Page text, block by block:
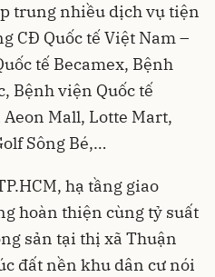
trung nhiều dịch vụ tiện
CĐ Quốc tế Việt Nam –
tế Becamex, Bệnh
Bệnh viện Quốc tế
Mall, Lotte Mart,
Sông Bé,…
hạ tầng giao
hoàn thiện cùng tỷ suất
sản tại thị xã Thuận
đất nền khu dân cư nói